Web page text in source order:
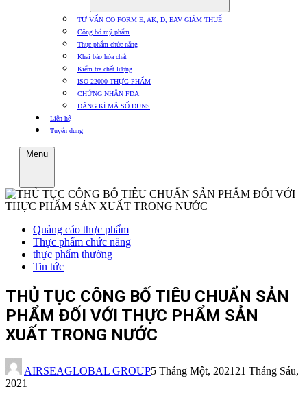
TƯ VẤN CO FORM E, AK, D, EAV GIẢM THUẾ
Công bố mỹ phẩm
Thực phẩm chức năng
Khai báo hóa chất
Kiểm tra chất lượng
ISO 22000 THỰC PHẨM
CHỨNG NHẬN FDA
ĐĂNG KÍ MÃ SỐ DUNS
Liên hệ
Tuyển dụng
Menu
Quảng cáo thực phẩm
Thực phẩm chức năng
thực phẩm thường
Tin tức
THỦ TỤC CÔNG BỐ TIÊU CHUẨN SẢN
PHẨM ĐỐI VỚI THỰC PHẨM SẢN
XUẤT TRONG NƯỚC
AIRSEAGLOBAL GROUP5 Tháng Một, 2021 21 Tháng Sáu,
2021